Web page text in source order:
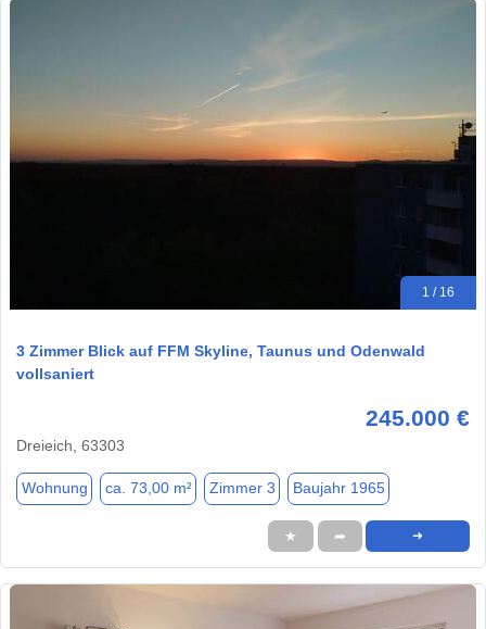
1 / 16
3 Zimmer Blick auf FFM Skyline, Taunus und Odenwald
vollsaniert
245.000 €
Dreieich, 63303
Wohnung ca. 73,00 m² Zimmer 3 Baujahr 1965
★ ➦ ➜